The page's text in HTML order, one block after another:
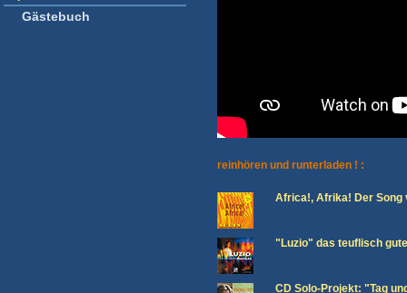
Gästebuch
reinhören und runterladen ! :
Africa!, Afrika! Der Song
"Luzio" das teuflisch
CD Solo-Projekt: "Tag